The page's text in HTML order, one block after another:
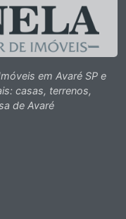
em Avaré SP e
casas, terrenos,
de Avaré